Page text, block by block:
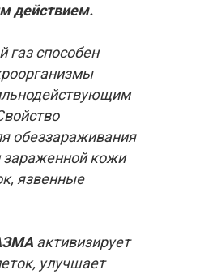
действием.
газ способен
обеззараживания
зараженной кожи
язвенные
активизирует
улучшает